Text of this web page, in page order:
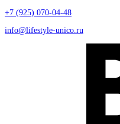
+7 (925) 070-04-48
info@lifestyle-unico.ru